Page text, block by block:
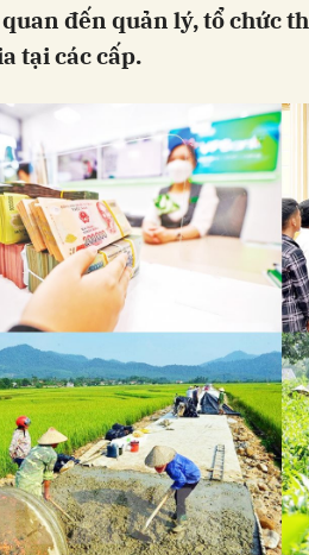
đến quản lý, tổ chức
tại các cấp.